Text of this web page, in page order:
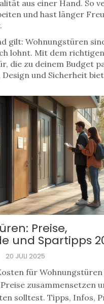
aus einer Hand. So
und hast länger
gilt: Wohnungstüren
lohnt. Mit dem
die zu deinem Budget
und Sicherheit
Preise,
und Spartipps
20 JULI 2025
für Wohnungstüren
zusammensetzen
solltest. Tipps, Infos,